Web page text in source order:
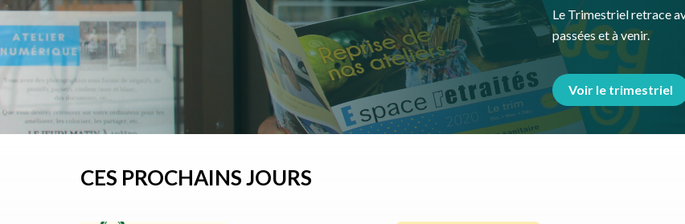
Le Trimestriel retrace
passées et à venir.
Voir le trimestriel
CES PROCHAINS JOURS